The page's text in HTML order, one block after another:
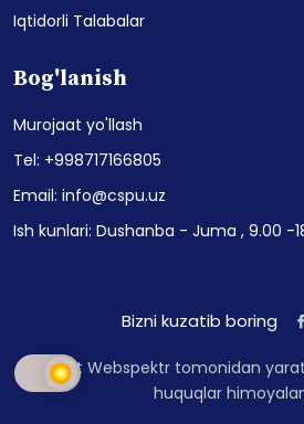
Iqtidorli Talabalar
Bog'lanish
Murojaat yo'llash
Tel: +998717166805
Email: info@cspu.uz
Ish kunlari: Dushanba - Juma , 9.00 -
Bizni kuzatib boring
Sayt Webspektr tomonidan
huquqlar